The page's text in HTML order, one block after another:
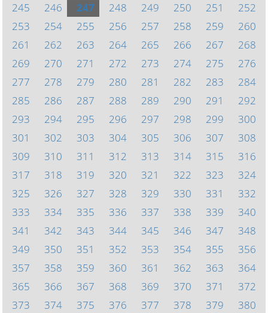
245
246 247 248 249 250 251
252
253
254 255 256 257 258 259
260
261
262 263 264 265 266 267
268
269
270 271 272 273 274 275
276
277
278 279 280 281 282 283
284
285
286 287 288 289 290 291
292
293
294 295 296 297 298 299
300
301
302 303 304 305 306 307
308
309
310 311 312 313 314 315
316
317
318 319 320 321 322 323
324
325
326 327 328 329 330 331
332
333
334 335 336 337 338 339
340
341
342 343 344 345 346 347
348
349
350 351 352 353 354 355
356
357
358 359 360 361 362 363
364
365
366 367 368 369 370 371
372
373
374 375 376 377 378 379 380